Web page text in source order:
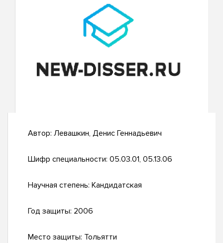
Автор: Левашкин, Денис Геннадьевич
Шифр специальности: 05.03.01, 05.13.06
Научная степень: Кандидатская
Год защиты: 2006
Место защиты: Тольятти